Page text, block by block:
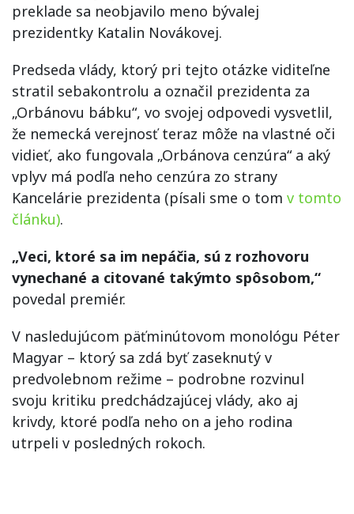
preklade sa neobjavilo meno bývalej
prezidentky Katalin Novákovej.
Predseda vlády, ktorý pri tejto otázke viditeľne
stratil sebakontrolu a označil prezidenta za
„Orbánovu bábku“, vo svojej odpovedi vysvetlil,
že nemecká verejnosť teraz môže na vlastné oči
vidieť, ako fungovala „Orbánova cenzúra“ a aký
vplyv má podľa neho cenzúra zo strany
Kancelárie prezidenta (písali sme o tom v tomto
článku).
„Veci, ktoré sa im nepáčia, sú z rozhovoru
vynechané a citované takýmto spôsobom,“
povedal premiér.
V nasledujúcom päťminútovom monológu Péter
Magyar – ktorý sa zdá byť zaseknutý v
predvolebnom režime – podrobne rozvinul
svoju kritiku predchádzajúcej vlády, ako aj
krivdy, ktoré podľa neho on a jeho rodina
utrpeli v posledných rokoch.